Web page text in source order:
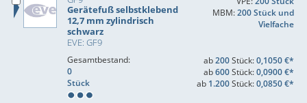
Gerätefuß selbstklebend
12,7 mm zylindrisch
schwarz
EVE: GF9
MBM:200 Stück und
Vielfache
Gesamtbestand:
0
Stück
ab200Stück:0,1050 €*
ab600Stück:0,0900 €*
ab 1.200Stück:0,0850 €*